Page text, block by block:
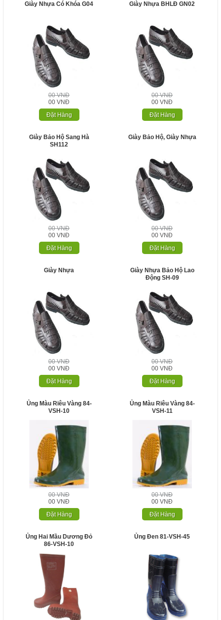
Giày Nhựa Có Khóa G04
00 VNĐ
00 VNĐ
Đặt Hàng
Giày Nhựa BHLĐ GN02
00 VNĐ
00 VNĐ
Đặt Hàng
Giày Bảo Hộ Sang Hà
SH112
00 VNĐ
00 VNĐ
Đặt Hàng
Giày Bảo Hộ, Giày Nhựa
00 VNĐ
00 VNĐ
Đặt Hàng
Giày Nhựa
00 VNĐ
00 VNĐ
Đặt Hàng
Giày Nhựa Bảo Hộ Lao
Động SH-09
00 VNĐ
00 VNĐ
Đặt Hàng
Ủng Màu Riêu Vàng 84-
VSH-10
00 VNĐ
00 VNĐ
Đặt Hàng
Ủng Màu Riêu Vàng 84-
VSH-11
00 VNĐ
00 VNĐ
Đặt Hàng
Ủng Hai Mầu Dương Đỏ
86-VSH-10
Ủng Đen 81-VSH-45